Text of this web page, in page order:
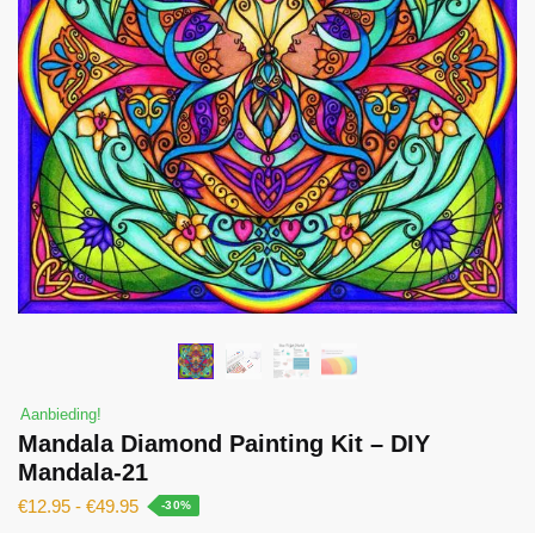
Aanbieding!
Mandala Diamond Painting Kit – DIY
Mandala-21
€12.95 - €49.95 -30%